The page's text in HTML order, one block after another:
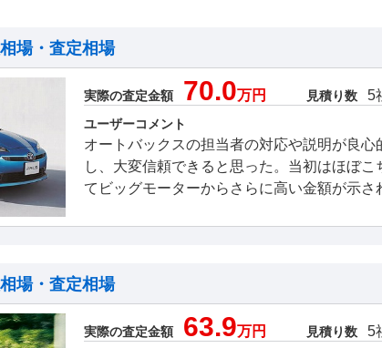
場・査定相場
実際の査定金額 70.0万円 見積り数 5
ユーザーコメント
オートバックスの担当者の対応や説明が良
し、大変信頼できると思った。当初はほぼ
てビッグモーターからさらに高い金額が示さ
場・査定相場
実際の査定金額 63.9万円 見積り数 5